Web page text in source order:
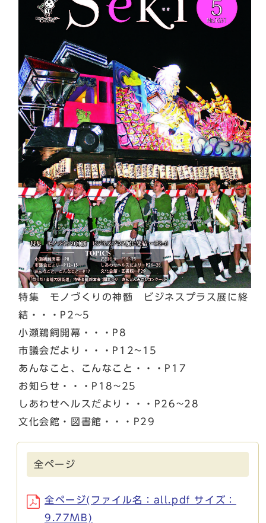
特集 モノづくりの神髄 ビジネスプラス展に終
結・・・P2~5
小瀬鵜飼開幕・・・P8
市議会だより・・・P12~15
あんなこと、こんなこと・・・P17
お知らせ・・・P18~25
しあわせヘルスだより・・・P26~28
文化会館・図書館・・・P29
全ページ
全ページ(ファイル名：all.pdf サイズ：
9.77MB)